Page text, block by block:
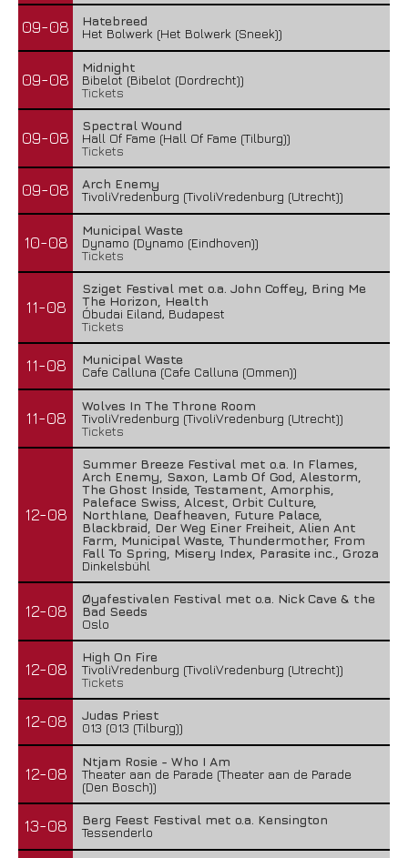
09-08
Hatebreed
Het Bolwerk (Het Bolwerk (Sneek))
09-08
Midnight
Bibelot (Bibelot (Dordrecht))
Tickets
09-08
Spectral Wound
Hall Of Fame (Hall Of Fame (Tilburg))
Tickets
09-08
Arch Enemy
TivoliVredenburg (TivoliVredenburg (Utrecht))
10-08
Municipal Waste
Dynamo (Dynamo (Eindhoven))
Tickets
11-08
Sziget Festival met o.a. John Coffey, Bring Me
The Horizon, Health
Óbudai Eiland, Budapest
Tickets
11-08
Municipal Waste
Cafe Calluna (Cafe Calluna (Ommen))
11-08
Wolves In The Throne Room
TivoliVredenburg (TivoliVredenburg (Utrecht))
Tickets
12-08
Summer Breeze Festival met o.a. In Flames,
Arch Enemy, Saxon, Lamb Of God, Alestorm,
The Ghost Inside, Testament, Amorphis,
Paleface Swiss, Alcest, Orbit Culture,
Northlane, Deafheaven, Future Palace,
Blackbraid, Der Weg Einer Freiheit, Alien Ant
Farm, Municipal Waste, Thundermother, From
Fall To Spring, Misery Index, Parasite inc., Groza
Dinkelsbühl
12-08
Øyafestivalen Festival met o.a. Nick Cave & the
Bad Seeds
Oslo
12-08
High On Fire
TivoliVredenburg (TivoliVredenburg (Utrecht))
Tickets
12-08
Judas Priest
013 (013 (Tilburg))
12-08
Ntjam Rosie - Who I Am
Theater aan de Parade (Theater aan de Parade
(Den Bosch))
13-08
Berg Feest Festival met o.a. Kensington
Tessenderlo